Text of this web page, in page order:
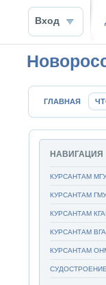
Вход
ГЛАВНАЯ
НАВИГАЦИЯ
КУРСАНТАМ
КУРСАНТАМ
КУРСАНТАМ
КУРСАНТАМ
КУРСАНТАМ